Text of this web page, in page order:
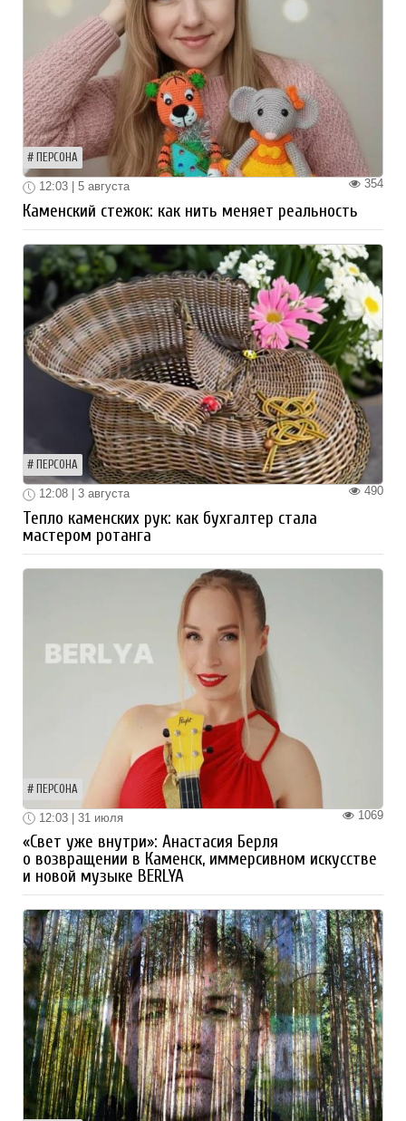
ПЕРСОНА
354
12:03 | 5 августа
Каменский стежок: как нить меняет реальность
ПЕРСОНА
490
12:08 | 3 августа
Тепло каменских рук: как бухгалтер стала
мастером ротанга
ПЕРСОНА
1069
12:03 | 31 июля
«Свет уже внутри»: Анастасия Берля
о возвращении в Каменск, иммерсивном искусстве
и новой музыке BERLYA